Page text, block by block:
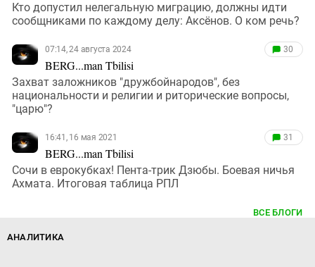
Кто допустил нелегальную миграцию, должны идти
сообщниками по каждому делу: Аксёнов. О ком речь?
07:14, 24 августа 2024
BERG...man Tbilisi
30
Захват заложников "дружбойнародов", без
национальности и религии и риторические вопросы,
"царю"?
16:41, 16 мая 2021
BERG...man Tbilisi
31
Сочи в еврокубках! Пента-трик Дзюбы. Боевая ничья
Ахмата. Итоговая таблица РПЛ
ВСЕ БЛОГИ
АНАЛИТИКА